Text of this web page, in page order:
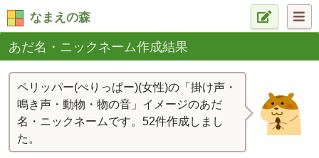
なまえの森
あだ名・ニックネーム作成結果
ペリッパー(ぺりっぱー)(女性)の「掛け声・
鳴き声・動物・物の音」イメージのあだ
名・ニックネームです。52件作成しまし
た。